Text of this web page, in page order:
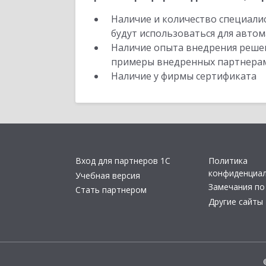
Наличие и количество
будут использоваться для
Наличие опыта внедрения
примеры внедренных
Наличие у фирмы сертификата
Вход для партнеров 1С
Учебная версия
Стать партнером
Политика
Замечания по
Другие сайты